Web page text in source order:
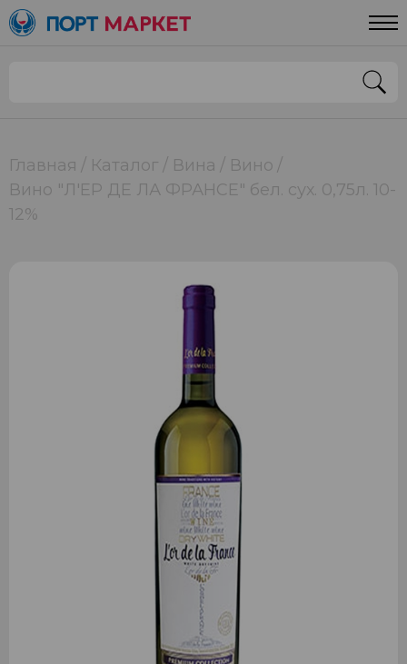
Главная Каталог Вина
Вино
Вино "Л'ЕР ДЕ ЛА ФРАНСЕ" бел. сух. 0,75л. 10-
12%